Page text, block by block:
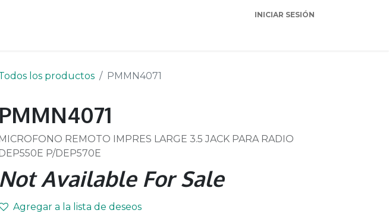
INICIAR SESIÓN
los productos PMMN4071
PMMN4071
REMOTO IMPRES LARGE 3.5 JACK PARA RADIO
P/DEP570E
Not Available For Sale
Agregar a la lista de deseos